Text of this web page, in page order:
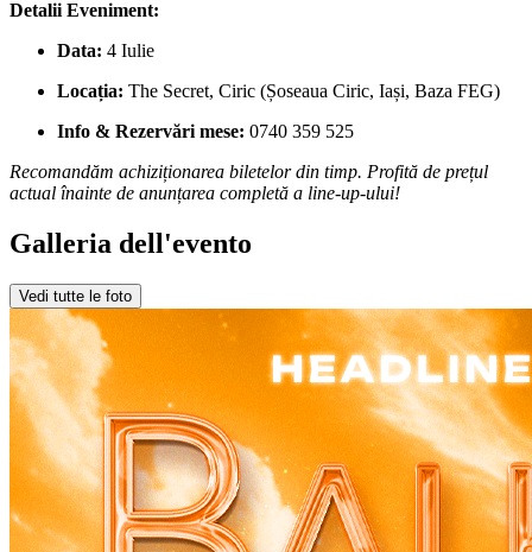
Detalii Eveniment:
Data: 4 Iulie
Locația: The Secret, Ciric (Șoseaua Ciric, Iași, Baza FEG)
Info & Rezervări mese: 0740 359 525
Recomandăm achiziționarea biletelor din timp. Profită de prețul
actual înainte de anunțarea completă a line-up-ului!
Galleria dell'evento
Vedi tutte le foto